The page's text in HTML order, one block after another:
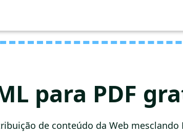
para PDF
de conteúdo da Web mesclando